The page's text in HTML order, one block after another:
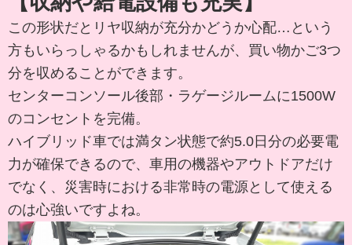
この形状だとリヤ収納が充分かどうか心配…という
方もいらっしゃるかもしれませんが、買い物かご3つ
分を収めることができます。
センターコンソール後部・ラゲージルームに1500W
のコンセントを完備。
ハイブリッド車では満タン状態で約5.0日分の必要電
力が確保できるので、車用の機器やアウトドアだけ
でなく、災害時における非常時の電源として使える
のは心強いですよね。